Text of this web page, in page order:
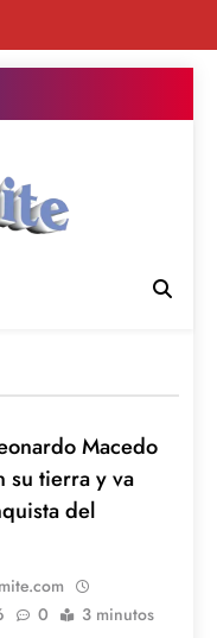
e informacion
Macedo
su tierra y va
del
0 3 minutos